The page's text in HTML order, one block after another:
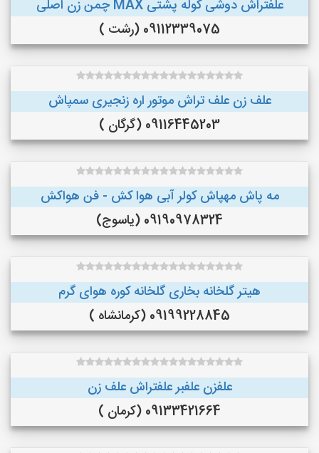
علفتراش دوشی کوله پشتی MAX چمن زن اصلی
09112339075 (رشت )
علف زن علف تراش موتور اره زنجیری سمپاش
09116445203 (گرگان )
مه پاش مهپاش کولر آبی هوا کش - فن هواکش
09190978324 (یاسوج)
هیتر گلخانه بخاری گلخانه کوره هوای گرم
09199228845 (کرمانشاه )
علفزن علفبر علفتراش علف زن
09133421664 (کرمان )